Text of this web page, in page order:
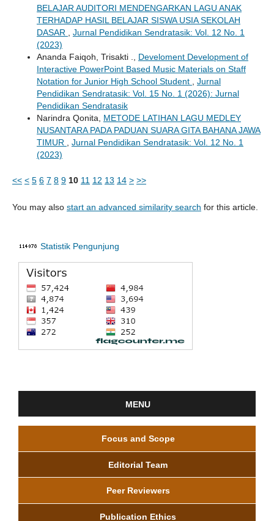
BELAJAR AUDITORI MENDENGARKAN LAGU ANAK
TERHADAP HASIL BELAJAR SISWA USIA SEKOLAH
DASAR , Jurnal Pendidikan Sendratasik: Vol. 12 No. 1
(2023)
Ananda Faiqoh, Trisakti ., Develoment Development of
Interactive PowerPoint Based Music Materials on Staff
Notation for Junior High School Student , Jurnal
Pendidikan Sendratasik: Vol. 15 No. 1 (2026): Jurnal
Pendidikan Sendratasik
Narindra Qonita, METODE LATIHAN LAGU MEDLEY
NUSANTARA PADA PADUAN SUARA GITA BAHANA JAWA
TIMUR , Jurnal Pendidikan Sendratasik: Vol. 12 No. 1
(2023)
<< < 5 6 7 8 9 10 11 12 13 14 > >>
You may also start an advanced similarity search for this article.
Statistik Pengunjung
MENU
Focus and Scope
Editorial Team
Peer Reviewers
Publication Ethics